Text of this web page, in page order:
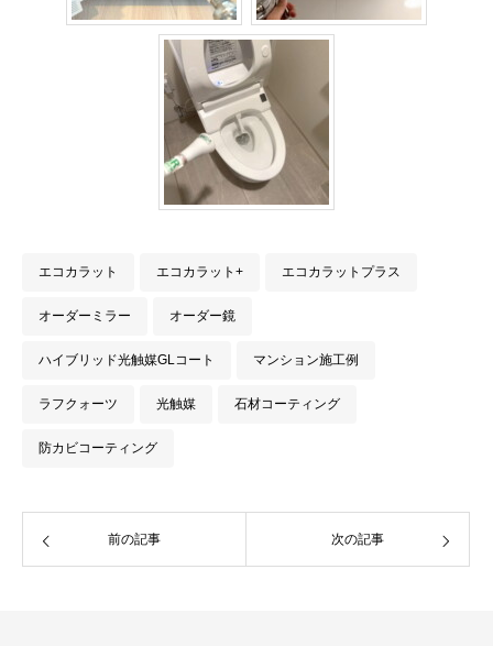
エコカラット エコカラット+ エコカラットプラス
オーダーミラー オーダー鏡
ハイブリッド光触媒GLコート マンション施工例
ラフクォーツ 光触媒 石材コーティング
防カビコーティング
前の記事 次の記事